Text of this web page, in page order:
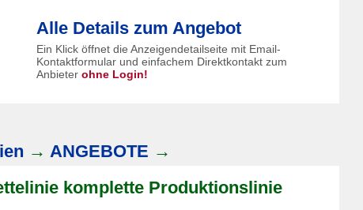
Alle Details zum Angebot
Ein Klick öffnet die Anzeigendetailseite mit Email-
Kontaktformular und einfachem Direktkontakt zum
Anbieter ohne Login!
→ ANGEBOTE →
komplette Produktionslinie